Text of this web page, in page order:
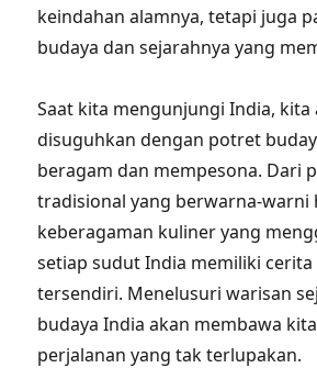
keindahan alamnya, tetapi juga
budaya dan sejarahnya yang
Saat kita mengunjungi India, kita
disuguhkan dengan potret
beragam dan mempesona. Dari
tradisional yang berwarna-warni
keberagaman kuliner yang
setiap sudut India memiliki
tersendiri. Menelusuri warisan
budaya India akan membawa
perjalanan yang tak terlupakan.